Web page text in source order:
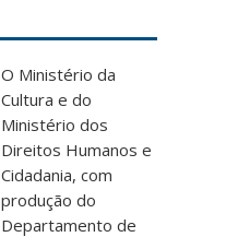
O Ministério da
Cultura e do
Ministério dos
Direitos Humanos e
Cidadania, com
produção do
Departamento de